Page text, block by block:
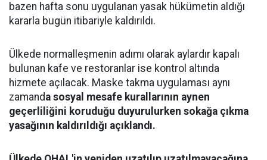
bazen hafta sonu uygulanan yasak hükümetin aldığı
kararla bugün itibariyle kaldırıldı.
Ülkede normalleşmenin adımı olarak aylardır kapalı
bulunan kafe ve restoranlar ise kontrol altında
hizmete açılacak. Maske takma uygulaması aynı
zamanda sosyal mesafe kurallarının aynen
geçerliliğini koruduğu duyurulurken sokağa çıkma
yasağının kaldırıldığı açıklandı.